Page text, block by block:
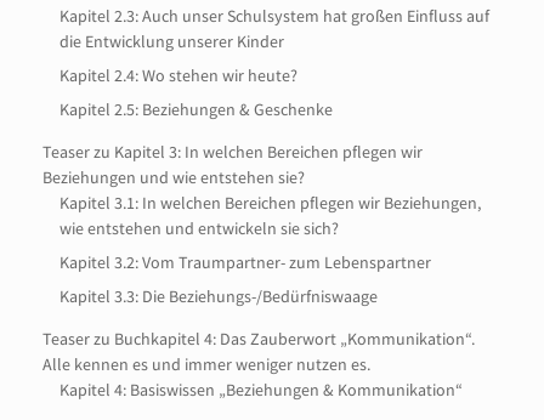
Kapitel 2.3: Auch unser Schulsystem hat großen Einfluss auf
die Entwicklung unserer Kinder
Kapitel 2.4: Wo stehen wir heute?
Kapitel 2.5: Beziehungen & Geschenke
Teaser zu Kapitel 3: In welchen Bereichen pflegen wir
Beziehungen und wie entstehen sie?
Kapitel 3.1: In welchen Bereichen pflegen wir Beziehungen,
wie entstehen und entwickeln sie sich?
Kapitel 3.2: Vom Traumpartner- zum Lebenspartner
Kapitel 3.3: Die Beziehungs-/Bedürfniswaage
Teaser zu Buchkapitel 4: Das Zauberwort „Kommunikation“.
Alle kennen es und immer weniger nutzen es.
Kapitel 4: Basiswissen „Beziehungen & Kommunikation“